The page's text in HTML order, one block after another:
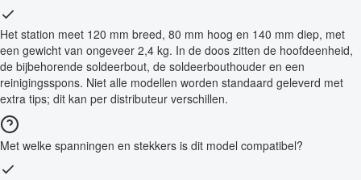
Het station meet 120 mm breed, 80 mm hoog en 140 mm diep, met
een gewicht van ongeveer 2,4 kg. In de doos zitten de hoofdeenheid,
de bijbehorende soldeerbout, de soldeerbouthouder en een
reinigingsspons. Niet alle modellen worden standaard geleverd met
extra tips; dit kan per distributeur verschillen.
Met welke spanningen en stekkers is dit model compatibel?